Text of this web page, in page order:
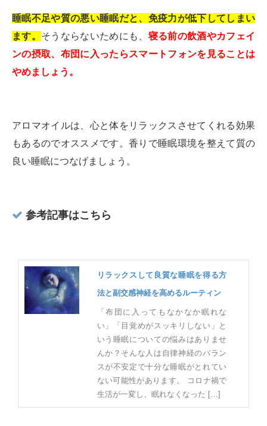
睡眠不足や質の悪い睡眠だと、免疫力が低下してしまい
ます。 そうならないためにも、 寝る前の飲酒やカフェイ
ンの摂取、布団に入ったらスマートフォンを見ることは
やめましょう。
アロマオイルは、心と体をリラックスさせてくれる効果
もあるのでオススメです。香りで睡眠環境を整えて質の
良い睡眠につなげましょう。
参考記事はこちら
リラックスして良質な睡眠を得る方
法と副交感神経を高めるルーティン
「布団に入ってもなかなか眠れな
い」「目覚めがスッキリしない」と
いう睡眠についての悩みはありませ
んか？そんな人は自律神経のバラン
スが不安定で十分な睡眠がとれてい
ない可能性があります。 コロナ禍で
生活が一変し、眠れなくなった […]